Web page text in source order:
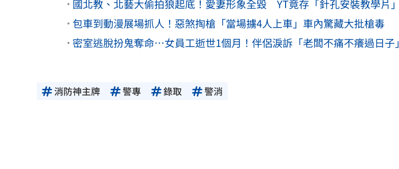
國北教、北藝大偷拍狼起底！愛妻形象全毀 YT竟存「針孔安裝教學片」
包車到動漫展場抓人！惡煞掏槍「當場擄4人上車」車內驚藏大批槍毒
密室逃脫扮鬼奪命⋯女員工逝世1個月！伴侶淚訴「老闆不痛不癢過日子」
消防神主牌 警專 錄取 警消